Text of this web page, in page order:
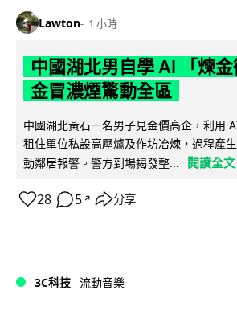
Lawton 1 小時
中國湖北男自學 AI 「煉
金冒濃煙驚動全區
中國湖北黃石一名男子見金價高企，利用
租住單位私設高壓爐及作坊冶煉，過程產
動鄰居報警。警方到場揭發整...
閱讀全文
28 5 ↗ 分享
3C科技 流動音樂